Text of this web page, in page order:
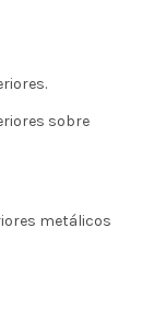
sobre
metálicos